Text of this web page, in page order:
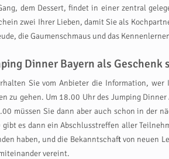
dem Dessert, findet in einer zentral
zwei Ihrer Lieben, damit Sie als
die Gaumenschmaus und das
Dinner Bayern als Geschenk
Sie vom Anbieter die Information,
zu gehen. Um 18.00 Uhr des Jumping
müssen Sie dann aber auch schon in der
es dann ein Abschlusstreffen aller
haben, und die Bekanntschaft von
vereint.